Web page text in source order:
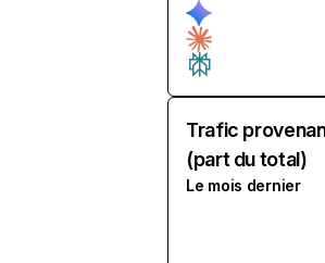
Trafic
(part du total)
Le mois dernier